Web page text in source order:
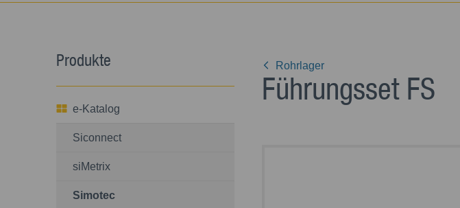
Produkte
e-Katalog
Siconnect
siMetrix
Simotec
Rohrlager
Führungsset FS